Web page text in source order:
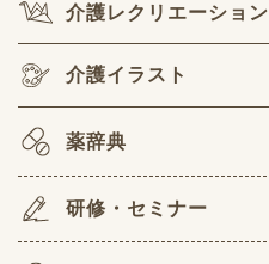
介護レクリエーション
介護イラスト
薬辞典
研修・セミナー